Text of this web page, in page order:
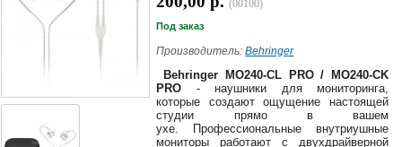
375
29
620-
38
(00100)
Под заказ
Производитель:Behringer
Behringer MO240-CL PRO / MO240-CK
PRO - наушники для мониторинга,
которые создают ощущение настоящей
студии прямо в вашем
ухе. Профессиональные внутриушные
мониторы работают с двухдрайверной